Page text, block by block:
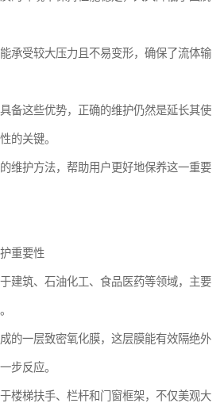
承受较大压力且不易变形，确保了流体输
备这些优势，正确的维护仍然是延长其使
的关键。
维护方法，帮助用户更好地保养这一重要
重要性
建筑、石油化工、食品医药等领域，主要
的一层致密氧化膜，这层膜能有效隔绝外
步反应。
楼梯扶手、栏杆和门窗框架，不仅美观大